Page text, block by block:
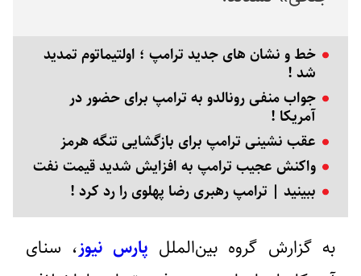
خط و نشان های جدید ترامپ ؛ اولتیماتوم تمدید
شد !
جواب منفی رونالدو به ترامپ برای حضور در
آمریکا !
عقب نشینی ترامپ برای بازگشایی تنگه هرمز
واکنش عجیب ترامپ به افزایش شدید قیمت نفت
ببینید | ترامپ رهبری رضا پهلوی را رد کرد !
به گزارش گروه بین‌الملل پارس نیوز، سنای